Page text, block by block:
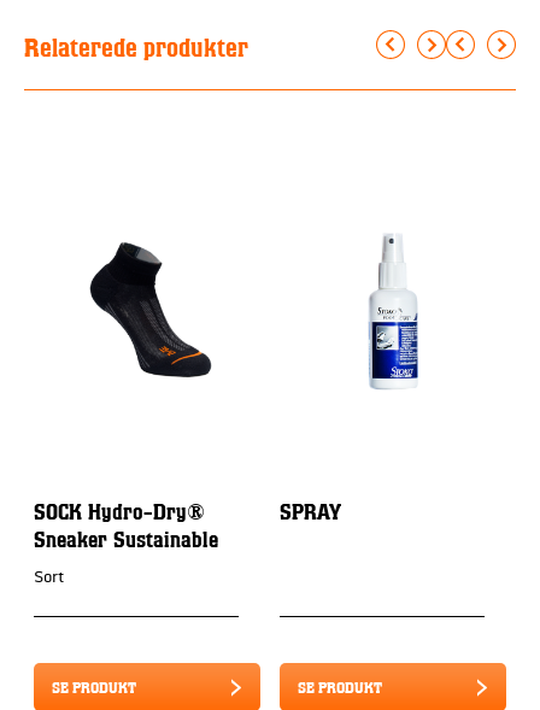
Relaterede produkter
SOCK Hydro-Dry®
Sneaker Sustainable
Sort
SE PRODUKT
SPRAY
SE PRODUKT